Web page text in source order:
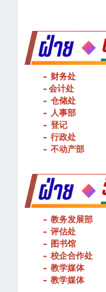
- 财务处
- 会计处
- 仓储处
- 人事部
- 登记
- 行政处
- 教务发展部
- 评估处
- 图书馆
- 校企合作处
- 教学媒体